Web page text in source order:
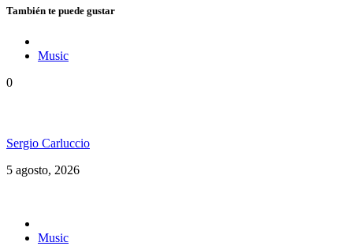
También te puede gustar
Music
0
Sergio Carluccio
5 agosto, 2026
Music